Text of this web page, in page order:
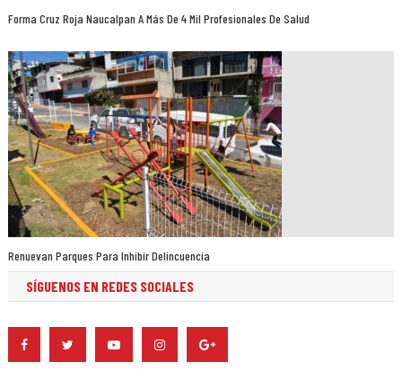
Forma Cruz Roja Naucalpan A Más De 4 Mil Profesionales De Salud
Renuevan Parques Para Inhibir Delincuencia
SÍGUENOS EN REDES SOCIALES